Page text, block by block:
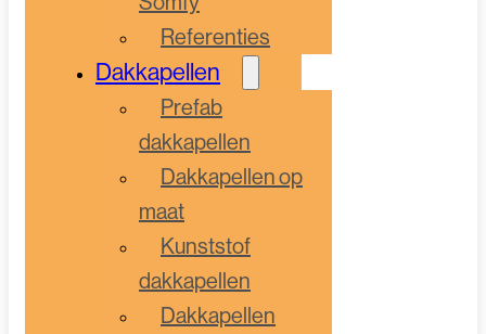
Referenties
Dakkapellen
Prefab
dakkapellen
Dakkapellen op
maat
Kunststof
dakkapellen
Dakkapellen